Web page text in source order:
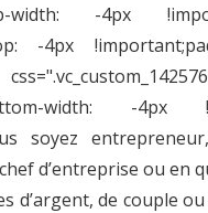
width: -4px
-4px
width: -4px
soyez
d’entreprise ou en
d’argent, de couple